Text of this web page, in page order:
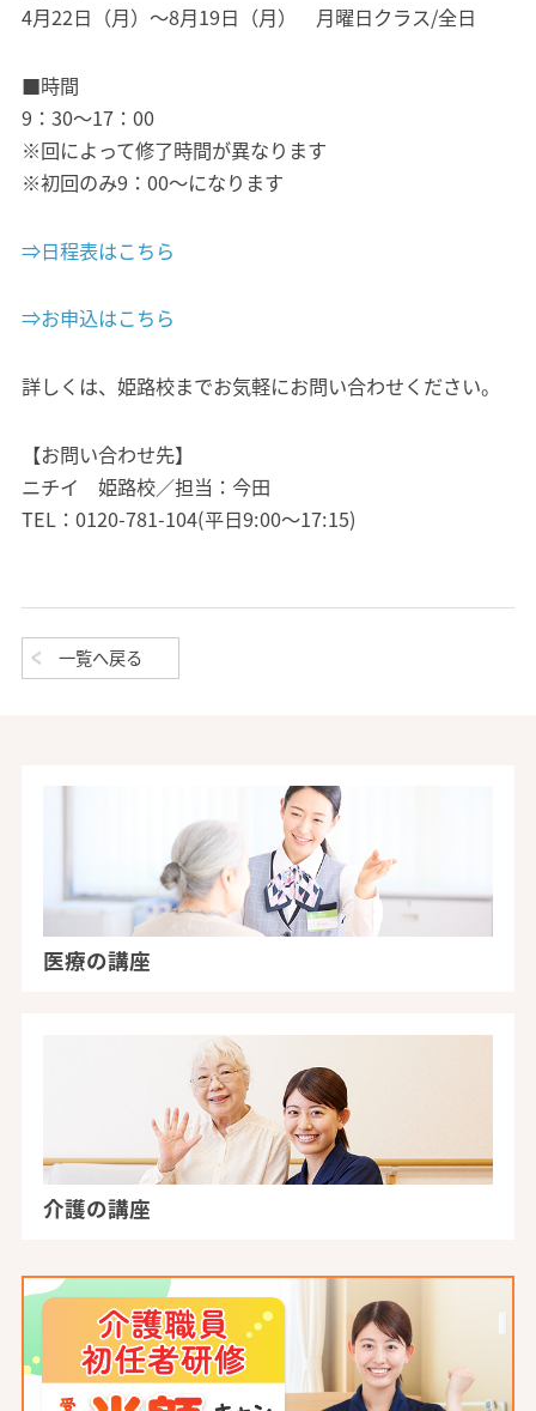
4月22日（月）～8月19日（月） 月曜日クラス/全日
■時間
9：30～17：00
※回によって修了時間が異なります
※初回のみ9：00～になります
⇒日程表はこちら
⇒お申込はこちら
詳しくは、姫路校までお気軽にお問い合わせください。
【お問い合わせ先】
ニチイ 姫路校／担当：今田
TEL：0120-781-104(平日9:00～17:15)
一覧へ戻る
医療の講座
介護の講座